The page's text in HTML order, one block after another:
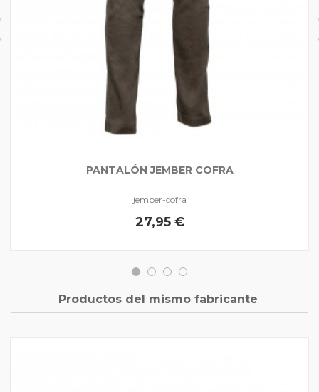
PANTALÓN JEMBER COFRA
jember-cofra
27,95 €
Productos del mismo fabricante